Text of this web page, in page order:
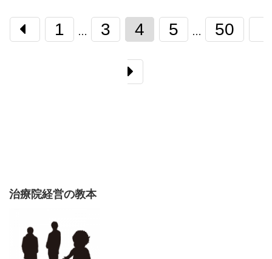
1 … 3 4 5 … 50
治療院経営の教本